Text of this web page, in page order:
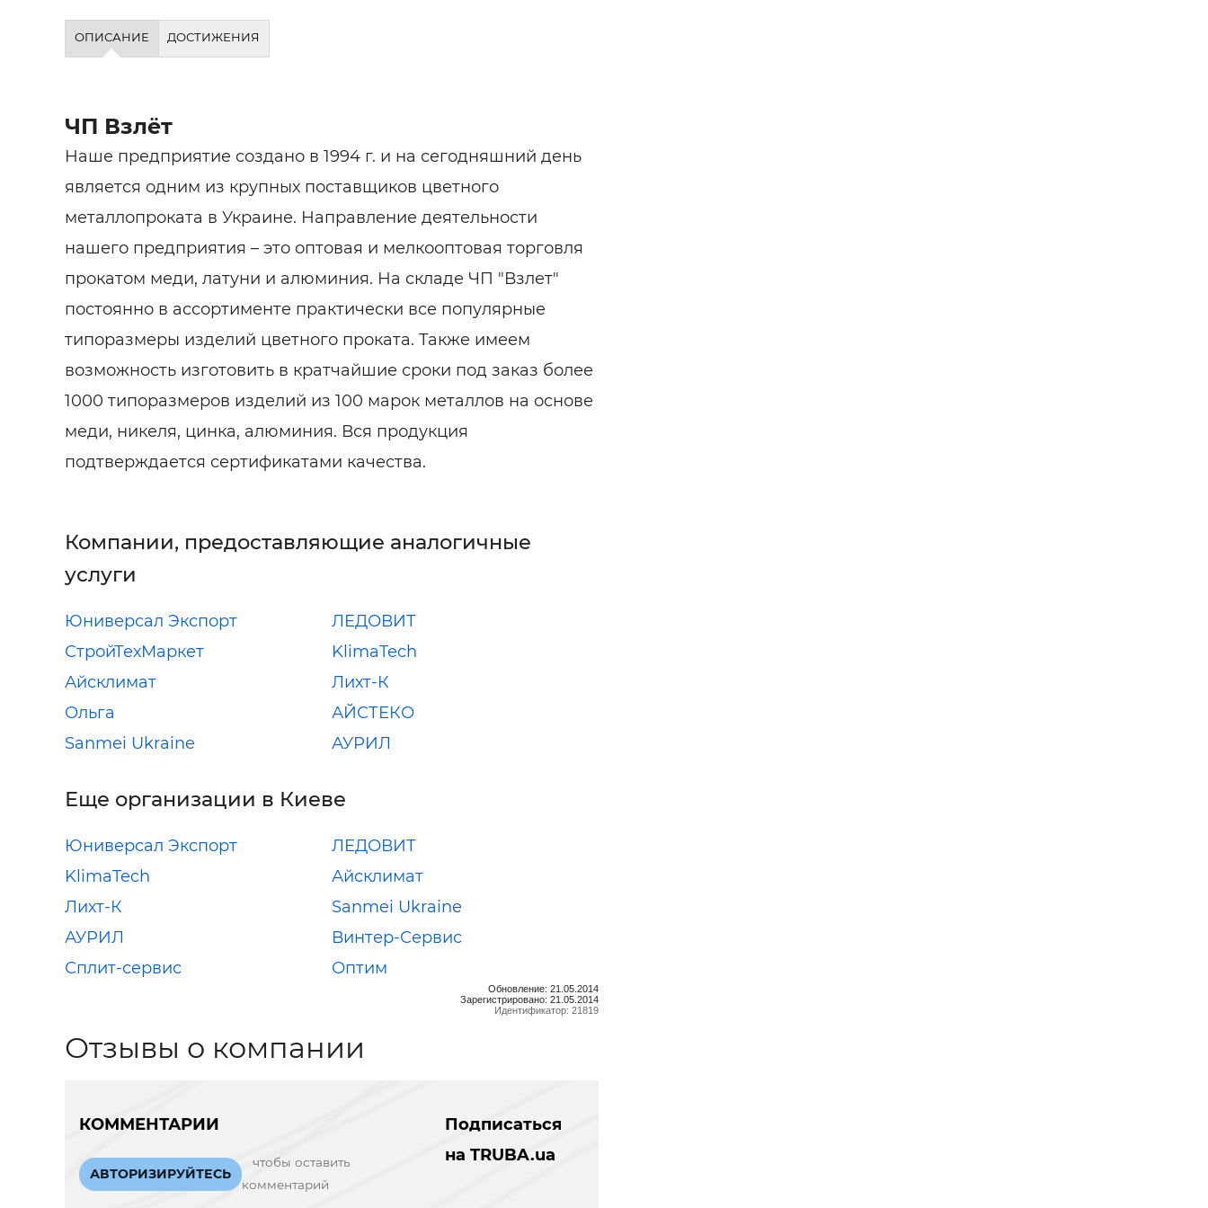
ОПИСАНИЕ ДОСТИЖЕНИЯ
ЧП Взлёт
Наше предприятие создано в 1994 г. и на сегодняшний день
является одним из крупных поставщиков цветного
металлопроката в Украине. Направление деятельности
нашего предприятия – это оптовая и мелкооптовая торговля
прокатом меди, латуни и алюминия. На складе ЧП "Взлет"
постоянно в ассортименте практически все популярные
типоразмеры изделий цветного проката. Также имеем
возможность изготовить в кратчайшие сроки под заказ более
1000 типоразмеров изделий из 100 марок металлов на основе
меди, никеля, цинка, алюминия. Вся продукция
подтверждается сертификатами качества.
Компании, предоставляющие аналогичные
услуги
Юниверсал Экспорт
ЛЕДОВИТ
СтройТехМаркет
KlimaTech
Айсклимат
Лихт-К
Ольга
АЙСТЕКО
Sanmei Ukraine
АУРИЛ
Еще организации в Киеве
Юниверсал Экспорт
ЛЕДОВИТ
KlimaTech
Айсклимат
Лихт-К
Sanmei Ukraine
АУРИЛ
Винтер-Сервис
Сплит-сервис
Оптим
Обновление: 21.05.2014
Зарегистрировано: 21.05.2014
Идентификатор: 21819
Отзывы о компании
КОММЕНТАРИИ
АВТОРИЗИРУЙТЕСЬ
чтобы оставить
комментарий
Подписаться
на TRUBA.ua